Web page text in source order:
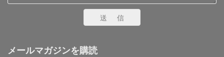
送信
メールマガジンを購読